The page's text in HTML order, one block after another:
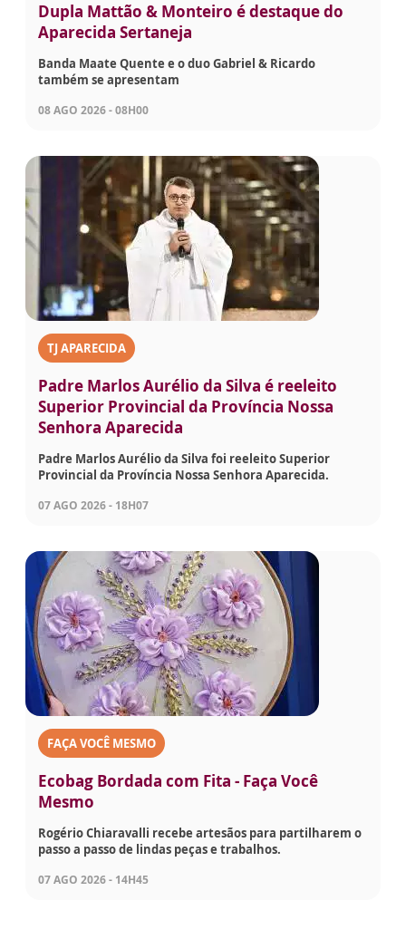
Dupla Mattão & Monteiro é destaque do
Aparecida Sertaneja
Banda Maate Quente e o duo Gabriel & Ricardo
também se apresentam
08 AGO 2026 - 08H00
TJ APARECIDA
Padre Marlos Aurélio da Silva é reeleito
Superior Provincial da Província Nossa
Senhora Aparecida
Padre Marlos Aurélio da Silva foi reeleito Superior
Provincial da Província Nossa Senhora Aparecida.
07 AGO 2026 - 18H07
FAÇA VOCÊ MESMO
Ecobag Bordada com Fita - Faça Você
Mesmo
Rogério Chiaravalli recebe artesãos para partilharem o
passo a passo de lindas peças e trabalhos.
07 AGO 2026 - 14H45